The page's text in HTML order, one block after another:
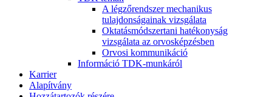
A légzőrendszer mechanikus
tulajdonságainak vizsgálata
Oktatásmódszertani hatékonyság
vizsgálata az orvosképzésben
Orvosi kommunikáció
Információ TDK-munkáról
Karrier
Alapítvány